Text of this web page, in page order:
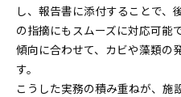
し、報告書に添付することで、
の指摘にもスムーズに対応可能
傾向に合わせて、カビや藻類の
す。
こうした実務の積み重ねが、施